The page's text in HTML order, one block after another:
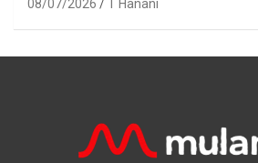
08/07/2026 T Hanani